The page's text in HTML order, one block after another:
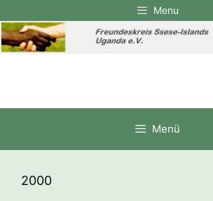
Inhalt
springen
Menu
Menü
2000